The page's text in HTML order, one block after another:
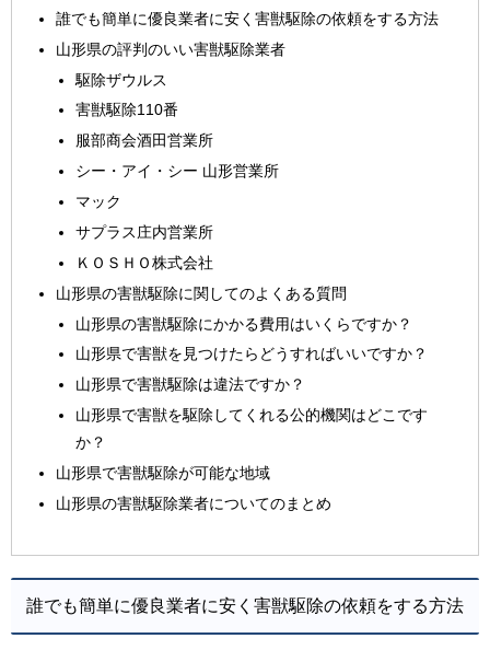
誰でも簡単に優良業者に安く害獣駆除の依頼をする方法
山形県の評判のいい害獣駆除業者
駆除ザウルス
害獣駆除110番
服部商会酒田営業所
シー・アイ・シー 山形営業所
マック
サプラス庄内営業所
ＫＯＳＨＯ株式会社
山形県の害獣駆除に関してのよくある質問
山形県の害獣駆除にかかる費用はいくらですか？
山形県で害獣を見つけたらどうすればいいですか？
山形県で害獣駆除は違法ですか？
山形県で害獣を駆除してくれる公的機関はどこです
か？
山形県で害獣駆除が可能な地域
山形県の害獣駆除業者についてのまとめ
誰でも簡単に優良業者に安く害獣駆除の依頼をする方法